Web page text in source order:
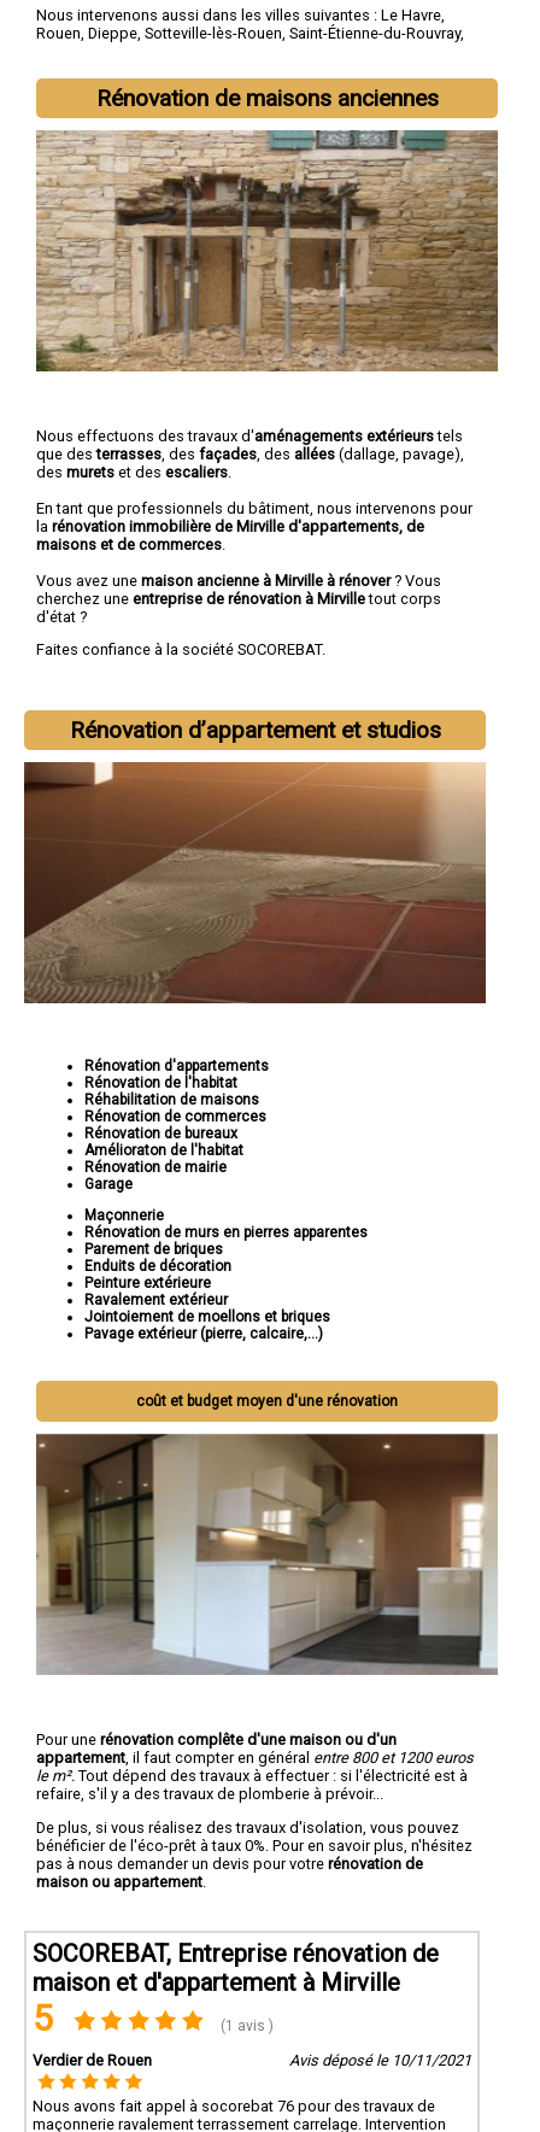
Nous intervenons aussi dans les villes suivantes : Le Havre,
Rouen, Dieppe, Sotteville-lès-Rouen, Saint-Étienne-du-Rouvray,
Rénovation de maisons anciennes
Nous effectuons des travaux d'aménagements extérieurstels
que desterrasses , des façades , des allées (dallage, pavage),
des murets et des escaliers
En tant que professionnels du bâtiment, nous intervenons pour
la rénovation immobilière de Mirville d'appartements, de
maisons et de commerces
Vous avez une maison ancienne à Mirville à rénover? Vous
cherchez une entreprise de rénovation à Mirvilletout corps
d'état ?
Faites confiance à la société SOCOREBAT.
Rénovation d’appartement et studios
Rénovation d'appartements
Rénovation de l'habitat
Réhabilitation de maisons
Rénovation de commerces
Rénovation de bureaux
Amélioraton de l'habitat
Rénovation de mairie
Garage
Maçonnerie
Rénovation de murs en pierres apparentes
Parement de briques
Enduits de décoration
Peinture extérieure
Ravalement extérieur
Jointoiement de moellons et briques
Pavage extérieur (pierre, calcaire,...)
coût et budget moyen d'une rénovation
Pour une rénovation complête d'une maison ou d'un
appartement , il faut compter en général entre 800 et 1200 euros
le m². Tout dépend des travaux à effectuer : si l'électricité est à
refaire, s'il y a des travaux de plomberie à prévoir...
De plus, si vous réalisez des travaux d'isolation, vous pouvez
bénéficier de l'éco-prêt à taux 0%. Pour en savoir plus, n'hésitez
pas à nous demander un devis pour votre rénovation de
maison ou appartement
SOCOREBAT, Entreprise rénovation de
maison et d'appartement à Mirville
5 (1 avis )
Verdier de Rouen Avis déposé le 10/11/2021
Nous avons fait appel à socorebat 76 pour des travaux de
maçonnerie ravalement terrassement carrelage. Intervention